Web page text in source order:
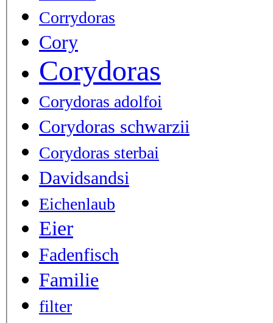
Corrydoras
Cory
Corydoras
Corydoras adolfoi
Corydoras schwarzii
Corydoras sterbai
Davidsandsi
Eichenlaub
Eier
Fadenfisch
Familie
filter